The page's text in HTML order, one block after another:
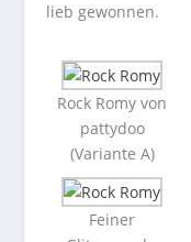
lieb gewonnen.
Rock Romy von
pattydoo
(Variante A)
Feiner